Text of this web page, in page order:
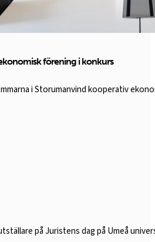
förening i konkurs
i Storumanvind kooperativ
på Juristens dag på Umeå